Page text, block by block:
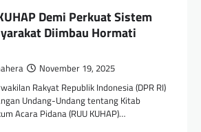
Demi Perkuat Sistem
Diimbau Hormati
November 19, 2025
Rakyat Republik Indonesia (DPR RI)
Undang-Undang tentang Kitab
Acara Pidana (RUU KUHAP)…